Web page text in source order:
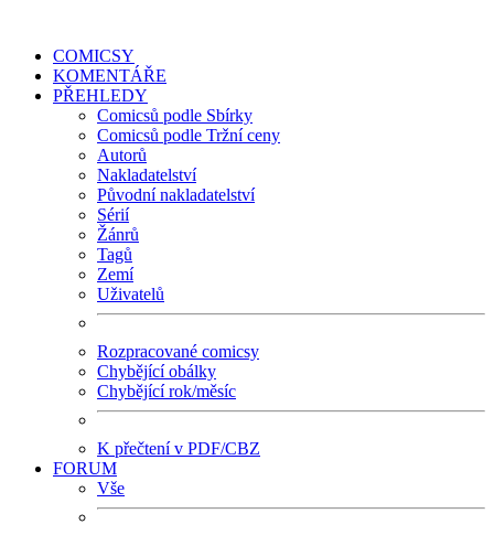
COMICSY
KOMENTÁŘE
PŘEHLEDY
Comicsů podle Sbírky
Comicsů podle Tržní ceny
Autorů
Nakladatelství
Původní nakladatelství
Sérií
Žánrů
Tagů
Zemí
Uživatelů
Rozpracované comicsy
Chybějící obálky
Chybějící rok/měsíc
K přečtení v PDF/CBZ
FORUM
Vše